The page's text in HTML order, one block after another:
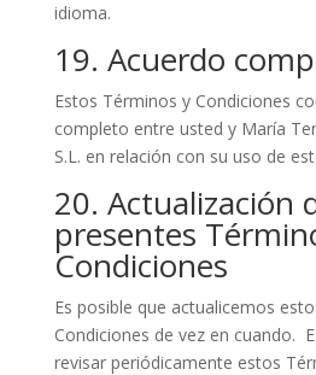
idioma.
19. Acuerdo
Estos Términos y Condiciones
completo entre usted y María
S.L. en relación con su uso de
20. Actualización
presentes
Condiciones
Es posible que actualicemos
Condiciones de vez en cuando.
revisar periódicamente estos